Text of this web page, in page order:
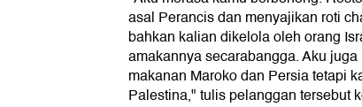
asal Perancis dan menyajikan roti
bahkan kalian dikelola oleh orang
amakannya secarabangga. Aku
makanan Maroko dan Persia tetapi
Palestina," tulis pelanggan tersebut